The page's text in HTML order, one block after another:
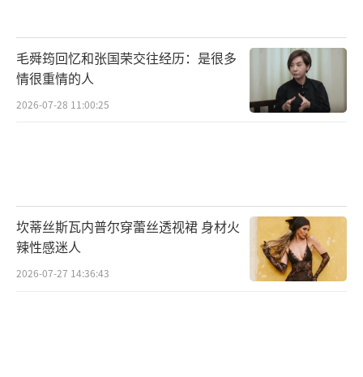
毛舜筠回忆和张国荣交往经历：是很多
情很重情的人
2026-07-28 11:00:25
坎蒂丝斯瓦内普尔穿蕾丝透视裙 身材火
辣性感迷人
2026-07-27 14:36:43